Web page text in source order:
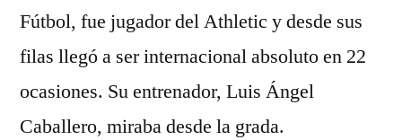
Fútbol, fue jugador del Athletic y desde sus
filas llegó a ser internacional absoluto en 22
ocasiones. Su entrenador, Luis Ángel
Caballero, miraba desde la grada.